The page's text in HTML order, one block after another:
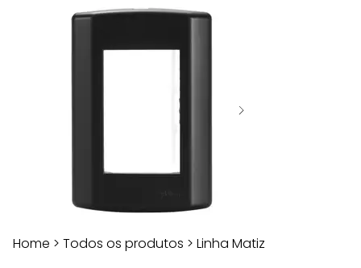
Home > Todos os produtos > Linha Matiz